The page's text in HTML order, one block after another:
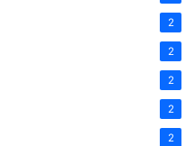
2
2
2
2
2